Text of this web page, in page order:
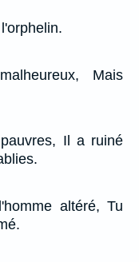
Mais
Il a ruiné
altéré, Tu